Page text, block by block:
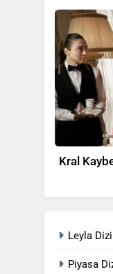
Kral
Leyla
Piyasa